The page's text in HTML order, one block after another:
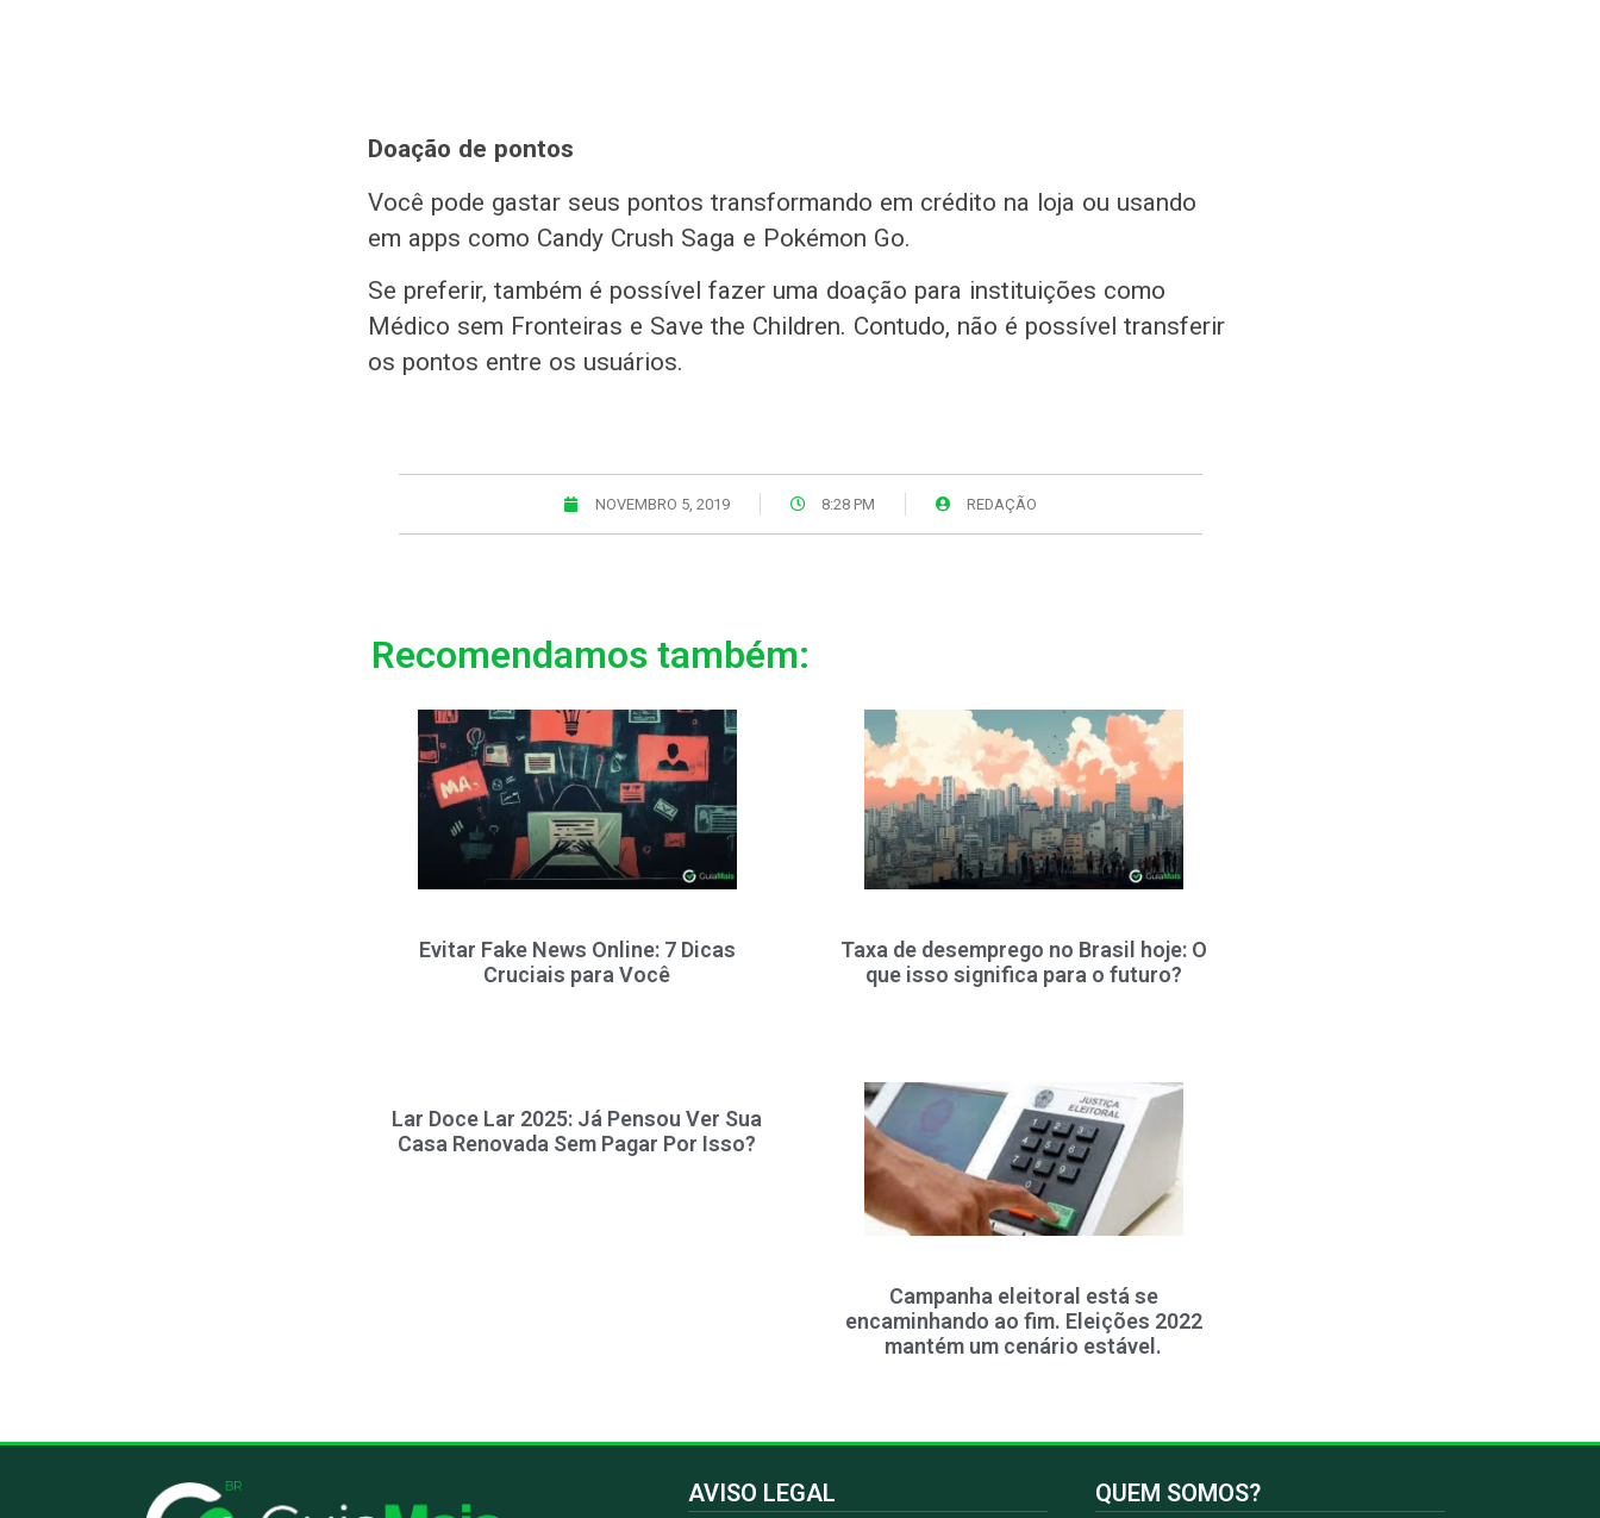
Doação de pontos
Você pode gastar seus pontos transformando em crédito na loja ou usando
em apps como Candy Crush Saga e Pokémon Go.
Se preferir, também é possível fazer uma doação para instituições como
Médico sem Fronteiras e Save the Children. Contudo, não é possível transferir
os pontos entre os usuários.
NOVEMBRO 5, 2019 8:28 PM REDAÇÃO
Recomendamos também:
Evitar Fake News Online: 7 Dicas
Cruciais para Você
Taxa de desemprego no Brasil hoje: O
que isso significa para o futuro?
Lar Doce Lar 2025: Já Pensou Ver Sua
Casa Renovada Sem Pagar Por Isso?
Campanha eleitoral está se
encaminhando ao fim. Eleições 2022
mantém um cenário estável.
AVISO LEGAL QUEM SOMOS?